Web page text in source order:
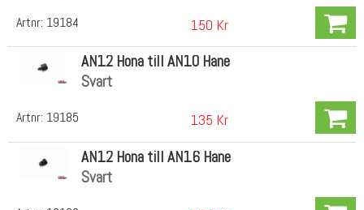
Artnr: 19184 150 Kr
Artnr: 19185
AN12 Hona till AN10 Hane
Svart
135 Kr
AN12 Hona till AN16 Hane
Svart